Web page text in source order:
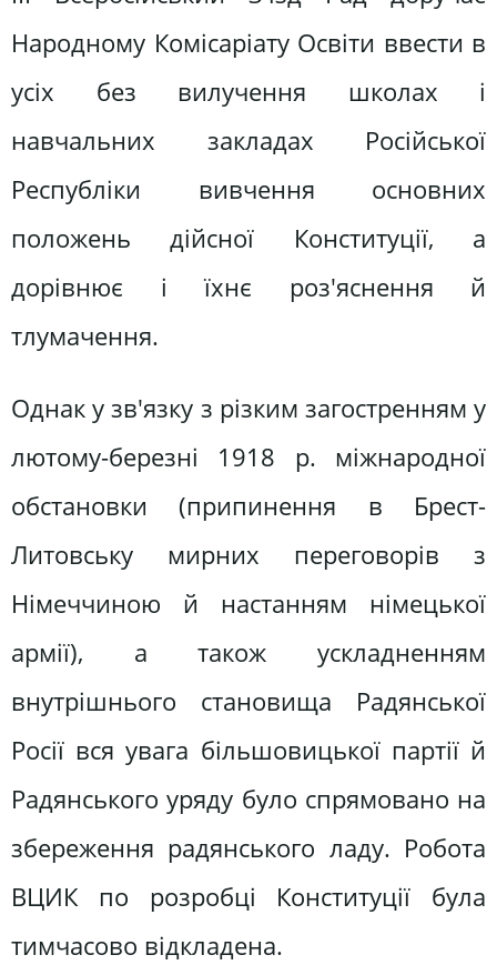
Народному Комісаріату Освіти ввести в
усіх без вилучення школах і
навчальних закладах Російської
Республіки вивчення основних
положень дійсної Конституції, а
дорівнює і їхнє роз'яснення й
тлумачення.
Однак у зв'язку з різким загостренням у
лютому-березні 1918 р. міжнародної
обстановки (припинення в Брест-
Литовську мирних переговорів з
Німеччиною й настанням німецької
армії), а також ускладненням
внутрішнього становища Радянської
Росії вся увага більшовицької партії й
Радянського уряду було спрямовано на
збереження радянського ладу. Робота
ВЦИК по розробці Конституції була
тимчасово відкладена.